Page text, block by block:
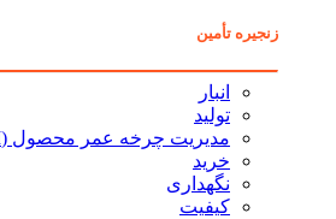
زنجیره تأمین
انبار
تولید
مدیریت چرخه عمر محصول (PLM)
خرید
نگهداری
کیفیت